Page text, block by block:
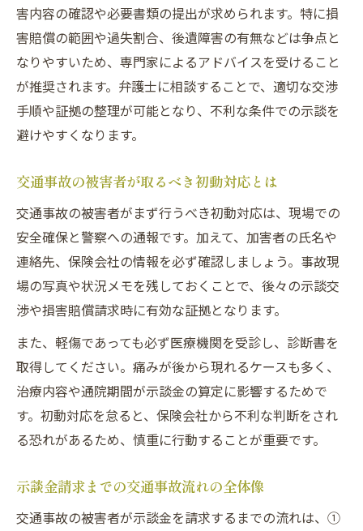
専門家のアドバイスで交通事故示談金を守
る方法
交通事故の示談金相場と増額へのポイント解説
交通事故示談金相場の現状を徹底解説
示談金を増額するための交通事故被害者対
策
交通事故のケース別示談金相場の違いを知
る
後遺障害やむちうち事例の示談金相場ポイ
ント
弁護士基準の交通事故示談金増額事例を紹
介
交通事故示談成立から入金までの期間とは
示談金がいつ振り込まれるかの流れを確認
交通事故被害者が知るべき振込日数の目安
保険会社による交通事故示談金支払い手順
過失割合が違う場合の示談金リスクと注意点
交通事故過失割合が示談金に与える影響
害内容の確認や必要書類の提出が求められます。特に損
害賠償の範囲や過失割合、後遺障害の有無などは争点と
なりやすいため、専門家によるアドバイスを受けること
が推奨されます。弁護士に相談することで、適切な交渉
手順や証拠の整理が可能となり、不利な条件での示談を
避けやすくなります。
交通事故の被害者が取るべき初動対応とは
交通事故の被害者がまず行うべき初動対応は、現場での
安全確保と警察への通報です。加えて、加害者の氏名や
連絡先、保険会社の情報を必ず確認しましょう。事故現
場の写真や状況メモを残しておくことで、後々の示談交
渉や損害賠償請求時に有効な証拠となります。
また、軽傷であっても必ず医療機関を受診し、診断書を
取得してください。痛みが後から現れるケースも多く、
治療内容や通院期間が示談金の算定に影響するためで
す。初動対応を怠ると、保険会社から不利な判断をされ
る恐れがあるため、慎重に行動することが重要です。
示談金請求までの交通事故流れの全体像
交通事故の被害者が示談金を請求するまでの流れは、①